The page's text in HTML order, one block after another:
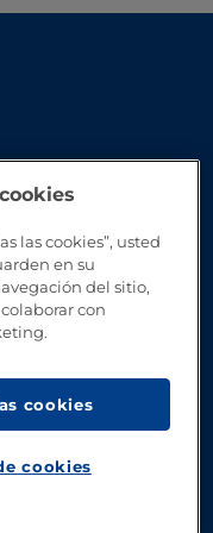
las cookies”, usted
en su
del sitio,
con
cookies
cookies